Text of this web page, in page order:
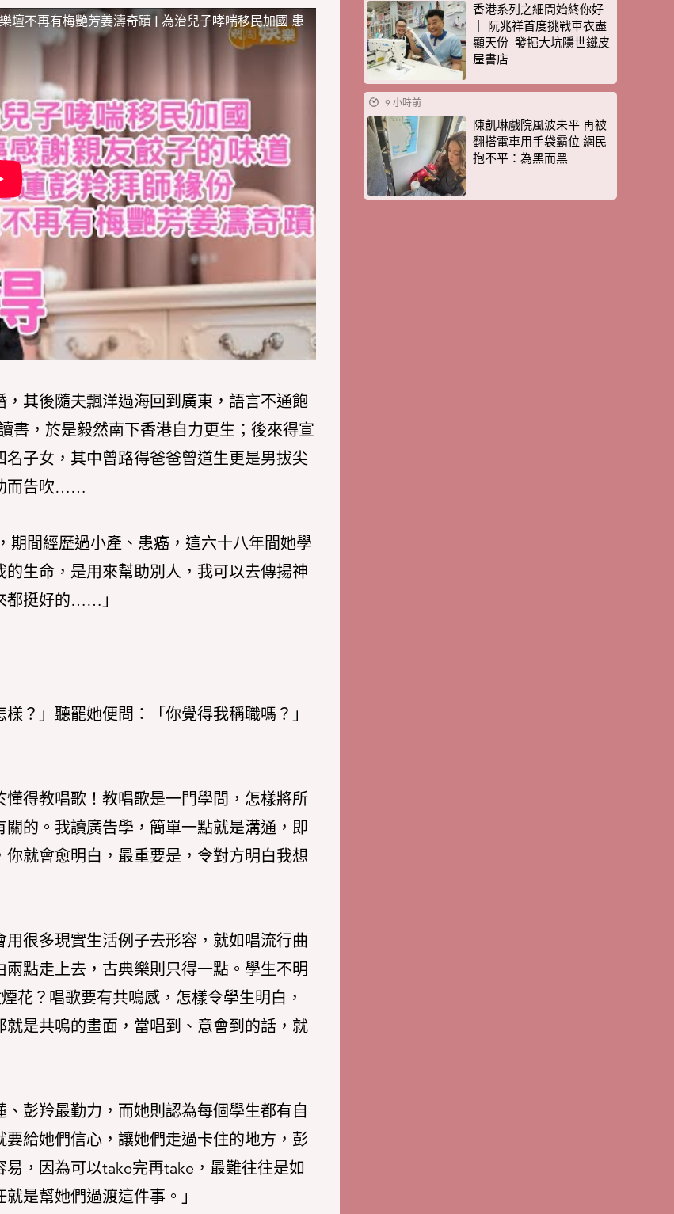
壇不再有梅艷芳姜濤奇蹟 | 為治兒子哮喘移民加國 患
其後隨夫飄洋過海回到廣東，語言不通飽
書，於是毅然南下香港自力更生；後來得宣
子女，其中曾路得爸爸曾道生更是男拔尖
而告吹……
間經歷過小產、患癌，這六十八年間她學
生命，是用來幫助別人，我可以去傳揚神
都挺好的……」
？」聽罷她便問：「你覺得我稱職嗎？」
得教唱歌！教唱歌是一門學問，怎樣將所
的。我讀廣告學，簡單一點就是溝通，即
就會愈明白，最重要是，令對方明白我想
很多現實生活例子去形容，就如唱流行曲
點走上去，古典樂則只得一點。學生不明
花？唱歌要有共鳴感，怎樣令學生明白，
是共鳴的畫面，當唱到、意會到的話，就
彭羚最勤力，而她則認為每個學生都有自
給她們信心，讓她們走過卡住的地方，彭
，因為可以take完再take，最難往往是如
是幫她們過渡這件事。」
香港系列之細間始終你好
｜ 阮兆祥首度挑戰車衣盡
顯天份 發掘大坑隱世鐵皮
屋書店
9 小時前
陳凱琳戲院風波未平 再被
翻搭電車用手袋霸位 網民
抱不平：為黑而黑